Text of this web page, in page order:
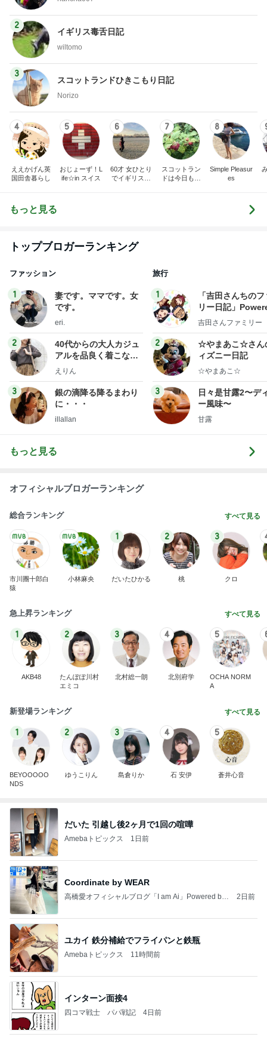
2
イギリス毒舌日記
wiltomo
3
スコットランドひきこもり日記
Norizo
4
ええかげん英
国田舎暮らし
5
おじょーず！L
ife☆in スイス
6
60才 女ひとり
でイギリスに
7
スコットラン
ドは今日も曇
8
Simple Pleasur
es
もっと見る
トップブロガーランキング
ファッション
1
妻です。ママです。女
です。
eri.
2
40代からの大人カジュ
アルを品良く着こなす
ファッションブログ
えりん
3
銀の滴降る降るまわり
に・・・
illallan
旅行
1
「吉田さんちの
リー日記」
y Ameba 吉田さ
ログ
吉田さんファミリー
2
☆やまあこ☆さん
ィズニー日記
☆やまあこ☆
3
日々是甘露2〜デ
ー風味〜
甘露
もっと見る
オフィシャルブロガーランキング
総合ランキング すべて見る
市川團十郎白
猿
小林麻央
1
だいたひかる
2
桃
3
クロ
急上昇ランキング すべて見る
1
AKB48
2
たんぽぽ川村
エミコ
3
北村総一朗
4
北別府学
5
OCHA NORM
A
新登場ランキング すべて見る
1
BEYOOOOO
NDS
2
ゆうこりん
3
島倉りか
4
石 安伊
5
蒼井心音
だいた 引越し後2ヶ月で1回の喧嘩
Amebaトピックス 1日前
Coordinate by WEAR
高橋愛オフィシャルブログ「I am Ai」Powered by
2日前
ユカイ 鉄分補給でフライパンと鉄瓶
Amebaトピックス 11時間前
インターン面接4
四コマ戦士 パパ戦記 4日前